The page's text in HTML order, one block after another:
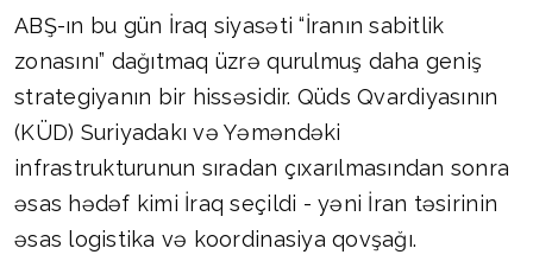
ABŞ-ın bu gün İraq siyasəti “İranın sabitlik
zonasını” dağıtmaq üzrə qurulmuş daha geniş
strategiyanın bir hissəsidir. Qüds Qvardiyasının
(KÜD) Suriyadakı və Yəməndəki
infrastrukturunun sıradan çıxarılmasından sonra
əsas hədəf kimi İraq seçildi - yəni İran təsirinin
əsas logistika və koordinasiya qovşağı.